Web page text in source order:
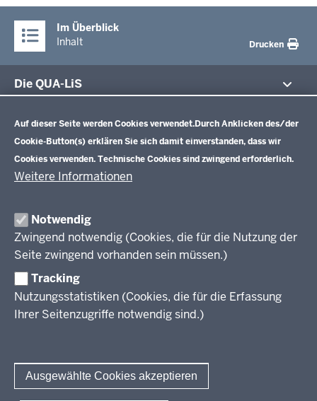
Auf dieser Seite werden Cookies verwendet.Durch Anklicken des/der
Cookie-Button(s) erklären Sie sich damit einverstanden, dass wir
Cookies verwenden. Technische Cookies sind zwingend erforderlich.
Weitere Informationen
Notwendig
Zwingend notwendig (Cookies, die für die Nutzung der
Seite zwingend vorhanden sein müssen.)
Tracking
Nutzungsstatistiken (Cookies, die für die Erfassung
Ihrer Seitenzugriffe notwendig sind.)
Ausgewählte Cookies akzeptieren
Im Überblick
Inhalt
Drucken
Die QUA-LiS
Veröffentlichungen
Leitbild
Stellenangebote
Über uns
Schulentwicklung NRW
Schulentwicklung
Unterricht
Professionalisierung
Standardsicherung NRW
Berufsbildung NRW
Erwachsenenbildung
Wir über uns
Berichtswesen Weiterbildung
ElternMitWirkung NRW
Amtsblattabonnieren